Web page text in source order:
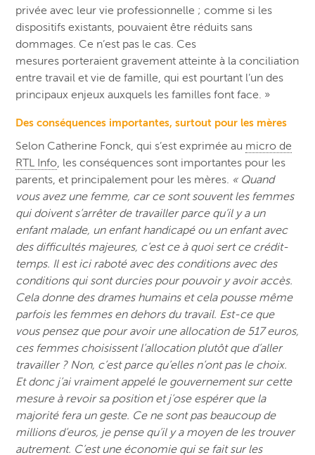
privée avec leur vie professionnelle ; comme si les
dispositifs existants, pouvaient être réduits sans
dommages. Ce n’est pas le cas. Ces
mesures porteraient gravement atteinte à la conciliation
entre travail et vie de famille, qui est pourtant l’un des
principaux enjeux auxquels les familles font face. »
Des conséquences importantes, surtout pour les mères
Selon Catherine Fonck, qui s’est exprimée au micro de
RTL Info, les conséquences sont importantes pour les
parents, et principalement pour les mères. « Quand
vous avez une femme, car ce sont souvent les femmes
qui doivent s’arrêter de travailler parce qu’il y a un
enfant malade, un enfant handicapé ou un enfant avec
des difficultés majeures, c’est ce à quoi sert ce crédit-
temps. Il est ici raboté avec des conditions avec des
conditions qui sont durcies pour pouvoir y avoir accès.
Cela donne des drames humains et cela pousse même
parfois les femmes en dehors du travail. Est-ce que
vous pensez que pour avoir une allocation de 517 euros,
ces femmes choisissent l’allocation plutôt que d’aller
travailler ? Non, c’est parce qu’elles n’ont pas le choix.
Et donc j’ai vraiment appelé le gouvernement sur cette
mesure à revoir sa position et j’ose espérer que la
majorité fera un geste. Ce ne sont pas beaucoup de
millions d’euros, je pense qu’il y a moyen de les trouver
autrement. C’est une économie qui se fait sur les